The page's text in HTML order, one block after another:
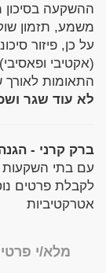
ההשקעה בסיכון
משמע, תזמון
על כן, פיזור
(אקטיבי
התאומות לאורך
לא עוד שגר
ברק קרני -
עם בתי השקעות
לקבלת פרטים
אטרקטיביות
מלא/י